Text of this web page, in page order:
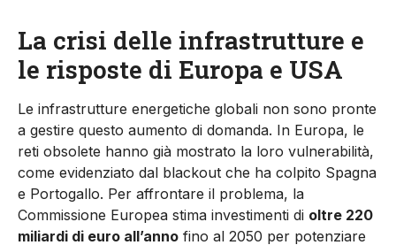
La crisi delle infrastrutture e
le risposte di Europa e USA
Le infrastrutture energetiche globali non sono pronte
a gestire questo aumento di domanda. In Europa, le
reti obsolete hanno già mostrato la loro vulnerabilità,
come evidenziato dal blackout che ha colpito Spagna
e Portogallo. Per affrontare il problema, la
Commissione Europea stima investimenti di oltre 220
miliardi di euro all’anno fino al 2050 per potenziare